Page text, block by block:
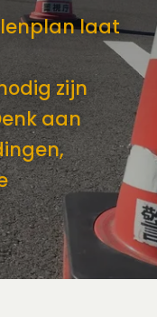
laat
zijn
aan